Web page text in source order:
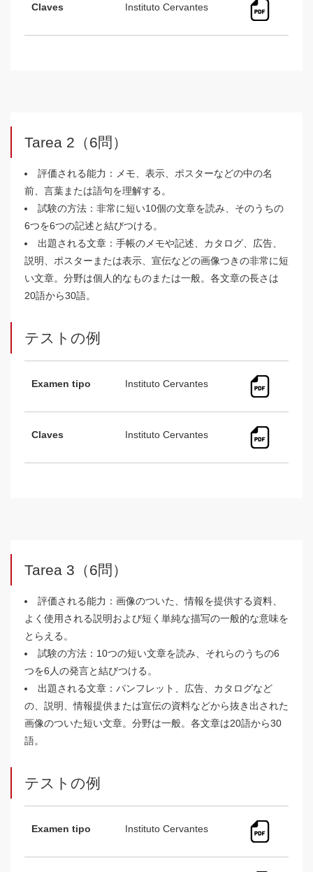
Claves Instituto Cervantes
Tarea 2（6問）
評価される能力：メモ、表示、ポスターなどの中の名
前、言葉または語句を理解する。
試験の方法：非常に短い10個の文章を読み、そのうちの
6つを6つの記述と結びつける。
出題される文章：手帳のメモや記述、カタログ、広告、
説明、ポスターまたは表示、宣伝などの画像つきの非常に短
い文章。分野は個人的なものまたは一般。各文章の長さは
20語から30語。
テストの例
Examen tipo Instituto Cervantes
Claves Instituto Cervantes
Tarea 3（6問）
評価される能力：画像のついた、情報を提供する資料、
よく使用される説明および短く単純な描写の一般的な意味を
とらえる。
試験の方法：10つの短い文章を読み、それらのうちの6
つを6人の発言と結びつける。
出題される文章：パンフレット、広告、カタログなど
の、説明、情報提供または宣伝の資料などから抜き出された
画像のついた短い文章。分野は一般。各文章は20語から30
語。
テストの例
Examen tipo Instituto Cervantes